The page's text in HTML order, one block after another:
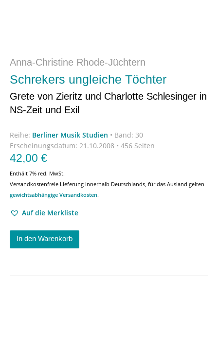
Anna-Christine Rhode-Jüchtern
Schrekers ungleiche Töchter
Grete von Zieritz und Charlotte Schlesinger in
NS-Zeit und Exil
Reihe: Berliner Musik Studien • Band: 30
Erscheinungsdatum: 21.10.2008 • 456 Seiten
42,00 €
Enthält 7% red. MwSt.
Versandkostenfreie Lieferung innerhalb Deutschlands, für das Ausland gelten
gewichtsabhängige Versandkosten.
Auf die Merkliste
In den Warenkorb